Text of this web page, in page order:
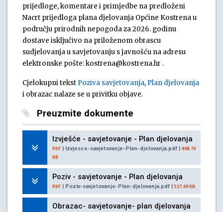
prijedloge, komentare i primjedbe na predloženi
Nacrt prijedloga plana djelovanja Općine Kostrena u
području prirodnih nepogoda za 2026. godinu
dostave isključivo na priloženom obrascu
sudjelovanja u savjetovanju s javnošću na adresu
elektronske pošte: kostrena@kostrena.hr .
Cjelokupni tekst Poziva savjetovanja, Plan djelovanja
i obrazac nalaze se u privitku objave.
Preuzmite dokumente
Izvješće - savjetovanje - Plan djelovanja
PDF | Izvjesce-savjetovanje-Plan-djelovanja.pdf | 498.70
KB
Poziv - savjetovanje - Plan djelovanja
PDF | Poziv-savjetovanje-Plan-djelovanja.pdf | 527.69 KB
Obrazac- savjetovanje- plan djelovanja